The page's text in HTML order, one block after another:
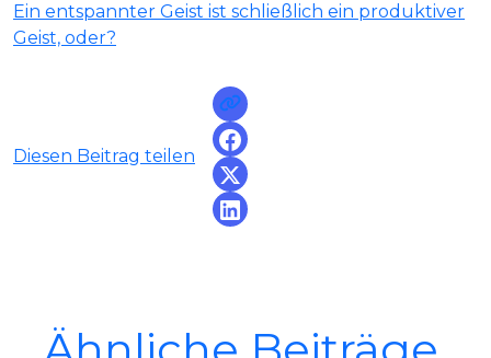
Ein entspannter Geist ist schließlich ein produktiver
Geist, oder?
Diesen Beitrag teilen